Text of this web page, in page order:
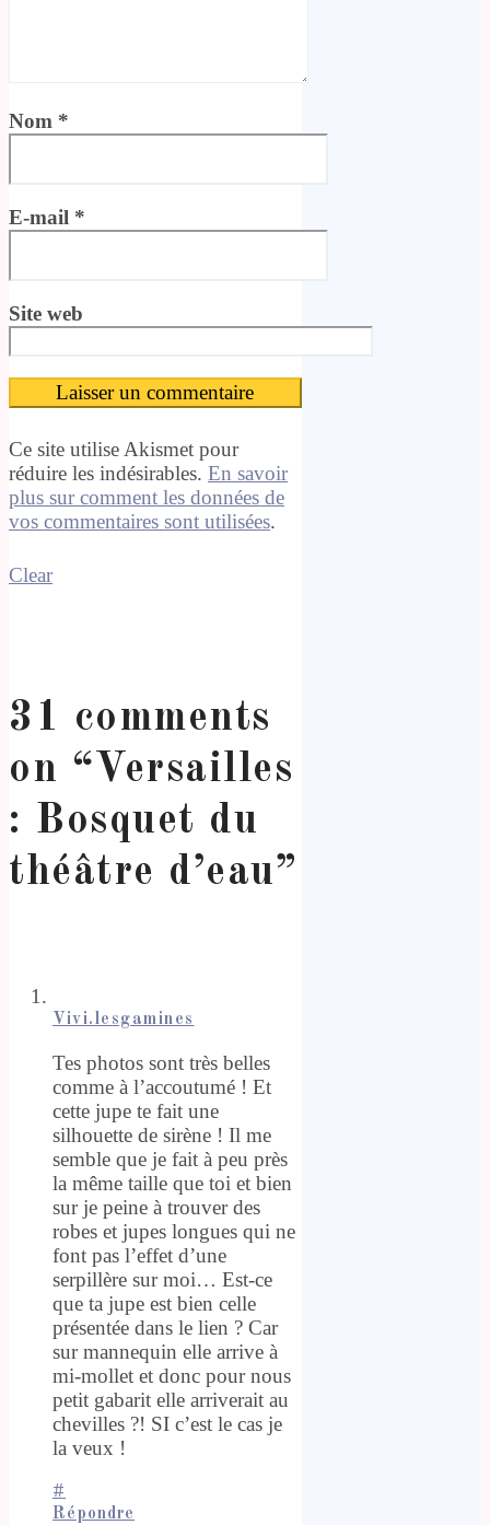
Nom *
E-mail *
Site web
Ce site utilise Akismet pour
réduire les indésirables. En savoir
plus sur comment les données de
vos commentaires sont utilisées.
Clear
31 comments
on “ Versailles
: Bosquet du
théâtre d’eau”
Vivi.lesgamines
Tes photos sont très belles
comme à l’accoutumé ! Et
cette jupe te fait une
silhouette de sirène ! Il me
semble que je fait à peu près
la même taille que toi et bien
sur je peine à trouver des
robes et jupes longues qui ne
font pas l’effet d’une
serpillère sur moi… Est-ce
que ta jupe est bien celle
présentée dans le lien ? Car
sur mannequin elle arrive à
mi-mollet et donc pour nous
petit gabarit elle arriverait au
chevilles ?! SI c’est le cas je
la veux !
#
Répondre